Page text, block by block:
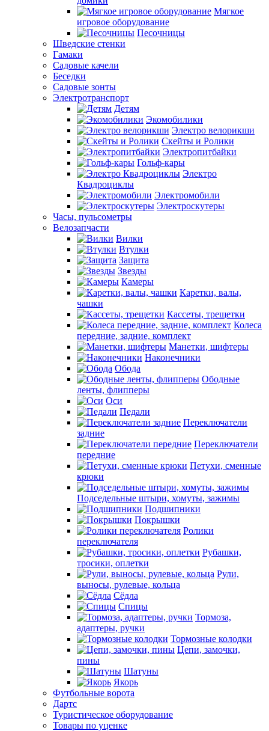
Мягкое
игровое оборудование
Песочницы
Шведские стенки
Гамаки
Садовые качели
Беседки
Садовые зонты
Электротранспорт
Детям
Экомобилики
Электро велорикши
Скейты и Ролики
Электропитбайки
Гольф-кары
Электро
Квадроциклы
Электромобили
Электроскутеры
Часы, пульсометры
Велозапчасти
Вилки
Втулки
Защита
Звезды
Камеры
Каретки, валы,
чашки
Кассеты, трещетки
Колеса
передние, задние, комплект
Манетки, шифтеры
Наконечники
Обода
Ободные
ленты, флипперы
Оси
Педали
Переключатели
задние
Переключатели
передние
Петухи, сменные
крюки
Подседельные штыри, хомуты, зажимы
Подшипники
Покрышки
Ролики
переключателя
Рубашки,
тросики, оплетки
Рули,
выносы, рулевые, кольца
Сёдла
Спицы
Тормоза,
адаптеры, ручки
Тормозные колодки
Цепи, замочки,
пины
Шатуны
Якорь
Футбольные ворота
Дартс
Туристическое оборудование
Товары по уценке